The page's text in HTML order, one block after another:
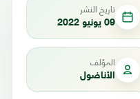
تاريخ النشر
09 يونيو 2022
المؤلف
الأناضول